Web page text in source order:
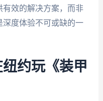
效的解决方案，而非
度体验不可或缺的一
约玩《装甲